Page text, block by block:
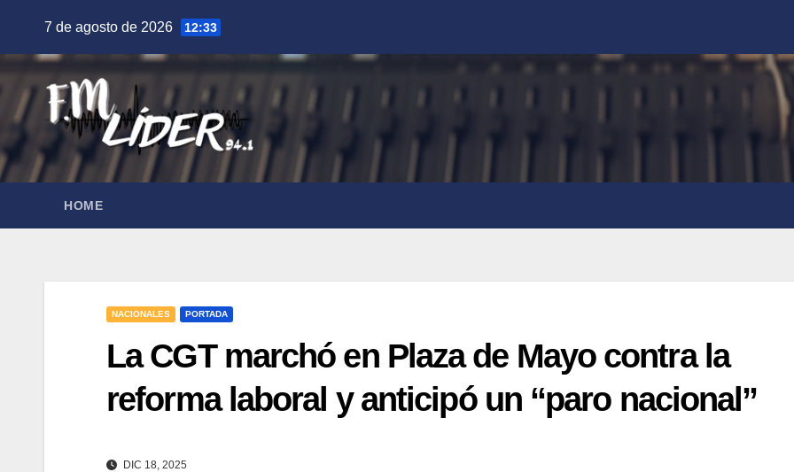
contenido
7 de agosto de 2026 12:33
HOME
NACIONALES PORTADA
La CGT marchó en Plaza de Mayo contra la
reforma laboral y anticipó un “paro nacional”
DIC 18, 2025